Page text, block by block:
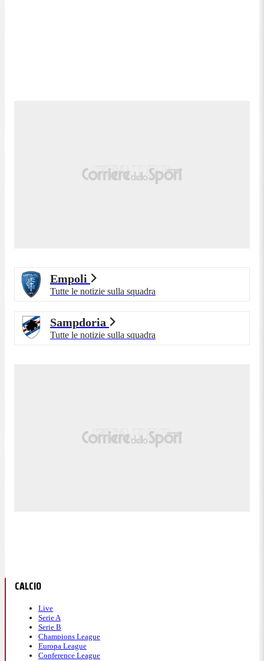
Empoli
Tutte le notizie sulla squadra
Sampdoria
Tutte le notizie sulla squadra
CALCIO
Live
Serie A
Serie B
Champions League
Europa League
Conference League